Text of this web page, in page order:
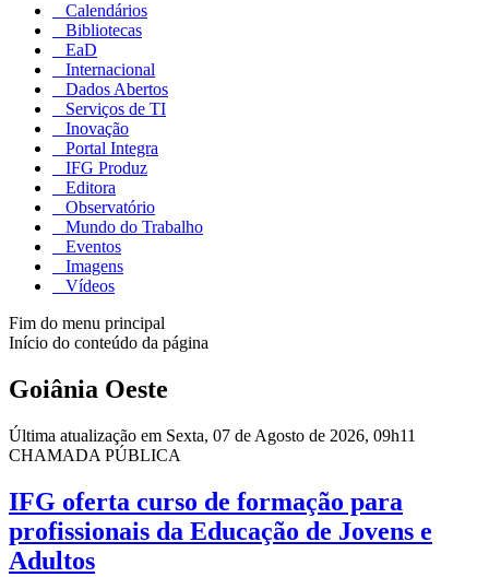
Calendários
Bibliotecas
EaD
Internacional
Dados Abertos
Serviços de TI
Inovação
Portal Integra
IFG Produz
Editora
Observatório
Mundo do Trabalho
Eventos
Imagens
Vídeos
Fim do menu principal
Início do conteúdo da página
Goiânia Oeste
Última atualização em Sexta, 07 de Agosto de 2026, 09h11
CHAMADA PÚBLICA
IFG oferta curso de formação para
profissionais da Educação de Jovens e
Adultos